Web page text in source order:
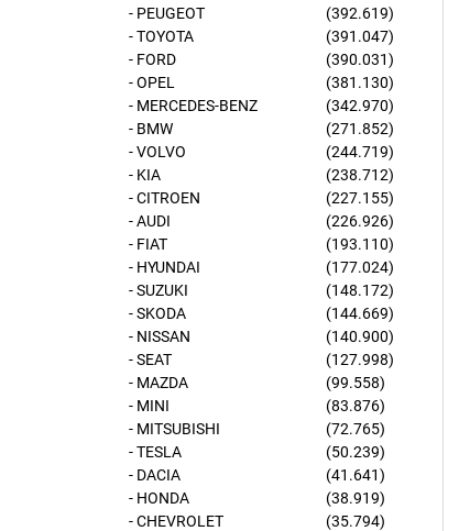
- PEUGEOT
(392.619)
- TOYOTA
(391.047)
- FORD
(390.031)
- OPEL
(381.130)
- MERCEDES-BENZ
(342.970)
- BMW
(271.852)
- VOLVO
(244.719)
- KIA
(238.712)
- CITROEN
(227.155)
- AUDI
(226.926)
- FIAT
(193.110)
- HYUNDAI
(177.024)
- SUZUKI
(148.172)
- SKODA
(144.669)
- NISSAN
(140.900)
- SEAT
(127.998)
- MAZDA
(99.558)
- MINI
(83.876)
- MITSUBISHI
(72.765)
- TESLA
(50.239)
- DACIA
(41.641)
- HONDA
(38.919)
- CHEVROLET
(35.794)